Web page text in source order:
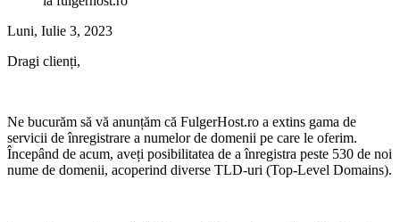
Luni, Iulie 3, 2023
Dragi clienți,
Ne bucurăm să vă anunțăm că FulgerHost.ro a extins gama de
servicii de înregistrare a numelor de domenii pe care le oferim.
Începând de acum, aveți posibilitatea de a înregistra peste 530 de noi
nume de domenii, acoperind diverse TLD-uri (Top-Level Domains).